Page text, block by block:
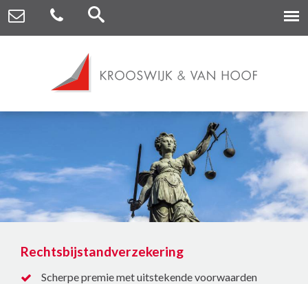
Rechtsbijstandverzekering
Scherpe premie met uitstekende voorwaarden